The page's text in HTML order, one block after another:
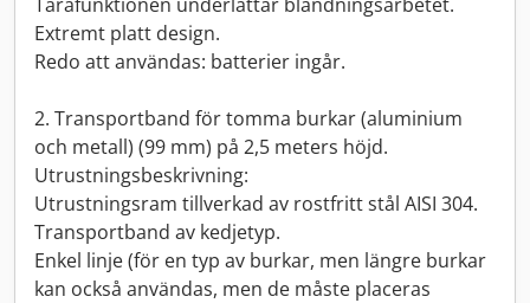
Extremt platt design.
Redo att användas: batterier ingår.
2. Transportband för tomma burkar (aluminium
och metall) (99 mm) på 2,5 meters höjd.
Utrustningsbeskrivning:
Utrustningsram tillverkad av rostfritt stål AISI 304.
Transportband av kedjetyp.
Enkel linje (för en typ av burkar, men längre burkar
kan också användas, men de måste placeras